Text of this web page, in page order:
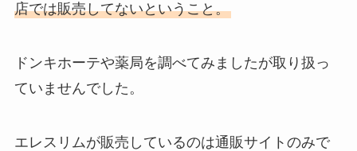
店では販売してないということ。
ドンキホーテや薬局を調べてみましたが取り扱っ
ていませんでした。
エレスリムが販売しているのは通販サイトのみで